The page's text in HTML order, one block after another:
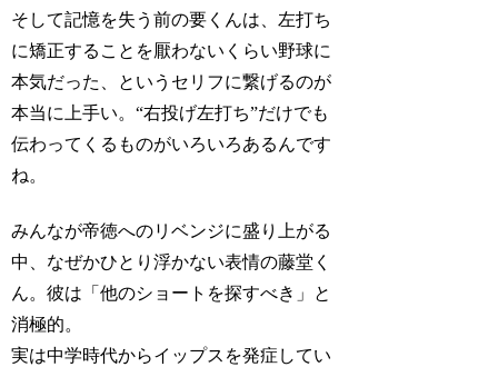
そして記憶を失う前の要くんは、左打ち
に矯正することを厭わないくらい野球に
本気だった、というセリフに繋げるのが
本当に上手い。“右投げ左打ち”だけでも
伝わってくるものがいろいろあるんです
ね。
みんなが帝徳へのリベンジに盛り上がる
中、なぜかひとり浮かない表情の藤堂く
ん。彼は「他のショートを探すべき」と
消極的。
実は中学時代からイップスを発症してい